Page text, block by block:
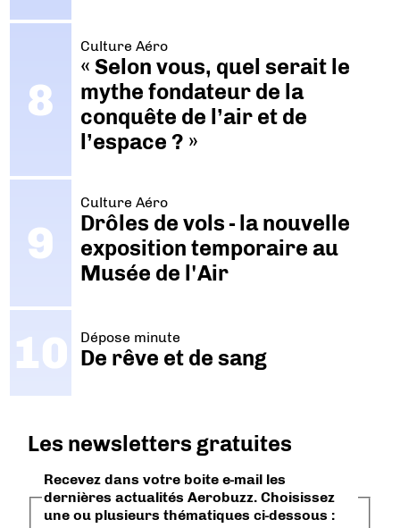
Culture Aéro
« Selon vous, quel serait le
mythe fondateur de la
conquête de l’air et de
l’espace ? »
Culture Aéro
Drôles de vols - la nouvelle
exposition temporaire au
Musée de l'Air
Dépose minute
De rêve et de sang
Les newsletters gratuites
Recevez dans votre boite e-mail les
dernières actualités Aerobuzz. Choisissez
une ou plusieurs thématiques ci-dessous :